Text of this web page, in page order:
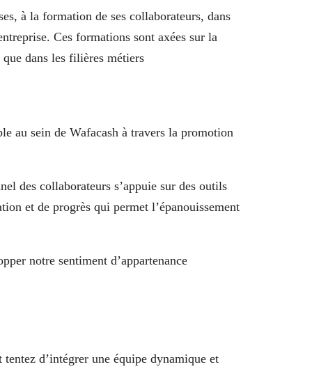
à la formation de ses collaborateurs, dans
Ces formations sont axées sur la
dans les filières métiers
au sein de Wafacash à travers la promotion
des collaborateurs s’appuie sur des outils
et de progrès qui permet l’épanouissement
notre sentiment d’appartenance
d’intégrer une équipe dynamique et